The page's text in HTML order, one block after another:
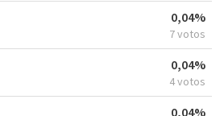
0,04%
7 votos
0,04%
4 votos
0,04%